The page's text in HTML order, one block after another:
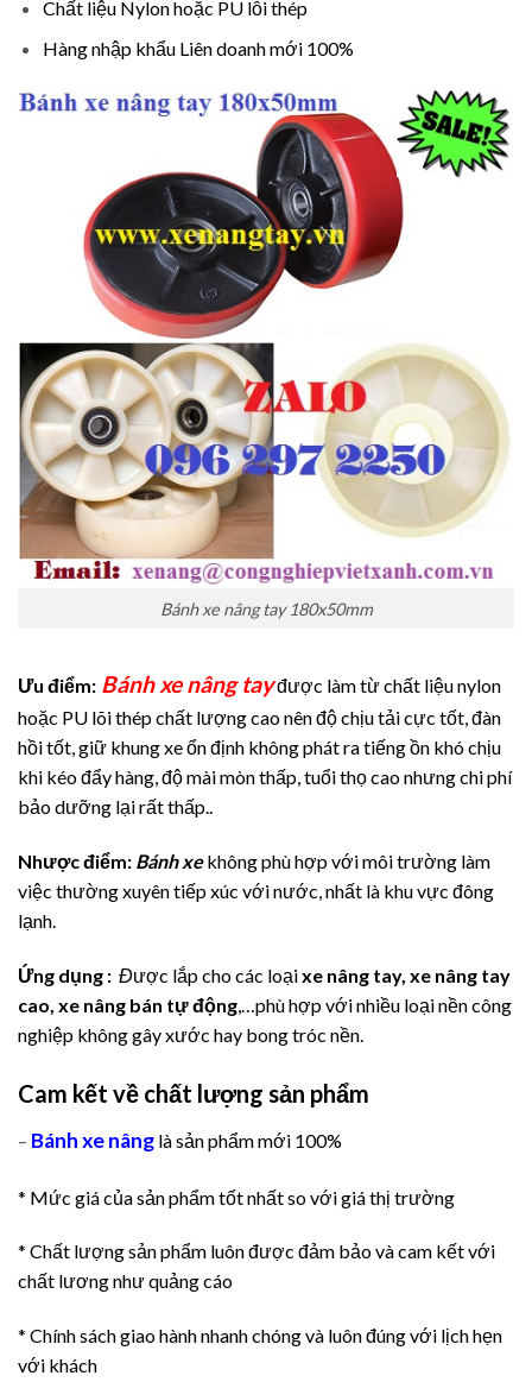
Chất liệu Nylon hoặc PU lỗi thép
Hàng nhập khẩu Liên doanh mới 100%
Bánh xe nâng tay 180x50mm
Ưu điểm: Bánh xe nâng tayđược làm từ chất liệu nylon
hoặc PU lõi thép chất lượng cao nên độ chịu tải cực tốt, đàn
hồi tốt, giữ khung xe ổn định không phát ra tiếng ồn khó chịu
khi kéo đẩy hàng, độ mài mòn thấp, tuổi thọ cao nhưng chi phí
bảo dưỡng lại rất thấp..
Nhược điểm: Bánh xe không phù hợp với môi trường làm
việc thường xuyên tiếp xúc với nước, nhất là khu vực đông
lạnh.
Ứng dụng : Được lắp cho các loạixe nâng tay, xe nâng tay
cao, xe nâng bán tự động,…phù hợp với nhiều loại nền công
nghiệp không gây xước hay bong tróc nền.
Cam kết về chất lượng sản phẩm
– Bánh xe nâng là sản phẩm mới 100%
* Mức giá của sản phẩm tốt nhất so với giá thị trường
* Chất lượng sản phẩm luôn được đảm bảo và cam kết với
chất lương như quảng cáo
* Chính sách giao hành nhanh chóng và luôn đúng với lịch hẹn
với khách